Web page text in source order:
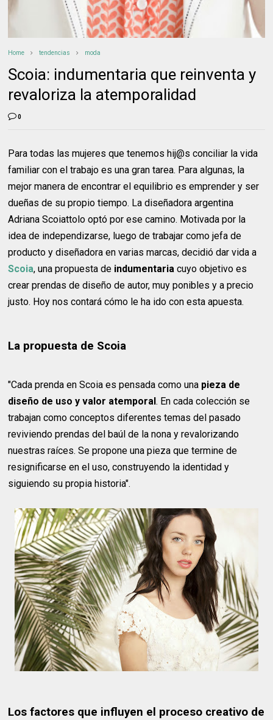
Home tendencias moda
Scoia: indumentaria que reinventa y
revaloriza la atemporalidad
0
Para todas las mujeres que tenemos hij@s conciliar la vida
familiar con el trabajo es una gran tarea. Para algunas, la
mejor manera de encontrar el equilibrio es emprender y ser
dueñas de su propio tiempo. La diseñadora argentina
Adriana Scoiattolo optó por ese camino. Motivada por la
idea de independizarse, luego de trabajar como jefa de
producto y diseñadora en varias marcas, decidió dar vida a
Scoia, una propuesta de indumentaria cuyo objetivo es
crear prendas de diseño de autor, muy ponibles y a precio
justo. Hoy nos contará cómo le ha ido con esta apuesta.
La propuesta de Scoia
"Cada prenda en Scoia es pensada como una pieza de
diseño de uso y valor atemporal. En cada colección se
trabajan como conceptos diferentes temas del pasado
reviviendo prendas del baúl de la nona y revalorizando
nuestras raíces. Se propone una pieza que termine de
resignificarse en el uso, construyendo la identidad y
siguiendo su propia historia".
Los factores que influyen el proceso creativo de